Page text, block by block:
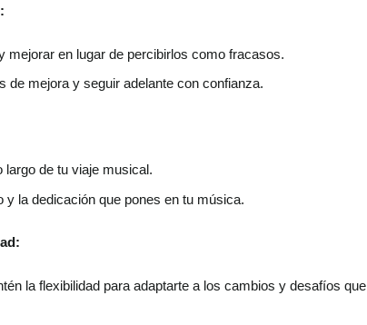
en lugar de percibirlos como fracasos.
de mejora y seguir adelante con confianza.
largo de tu viaje musical.
la dedicación que pones en tu música.
la flexibilidad para adaptarte a los cambios y desafíos que